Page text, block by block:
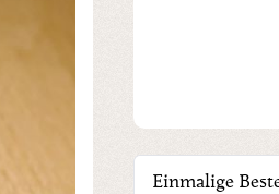
Einmalige